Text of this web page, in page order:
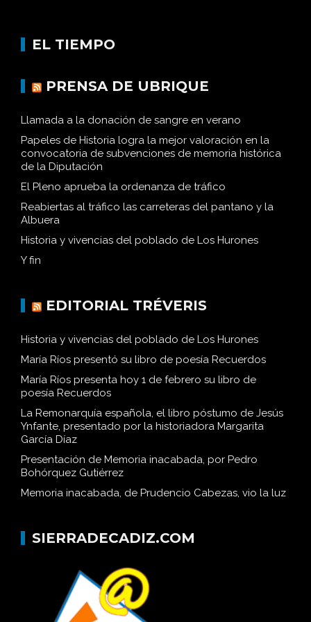
EL TIEMPO
PRENSA DE UBRIQUE
Llamada a la donación de sangre en verano
Papeles de Historia logra la mejor valoración en la
convocatoria de subvenciones de memoria histórica
de la Diputación
El Pleno aprueba la ordenanza de tráfico
Reabiertas al tráfico las carreteras del pantano y la
Albuera
Historia y vivencias del poblado de Los Hurones
Y fin
EDITORIAL TRÉVERIS
Historia y vivencias del poblado de Los Hurones
María Ríos presentó su libro de poesía Recuerdos
María Ríos presenta hoy 1 de febrero su libro de
poesía Recuerdos
La Remonarquía española, el libro póstumo de Jesús
Ynfante, presentado por la historiadora Margarita
García Díaz
Presentación de Memoria inacabada, por Pedro
Bohórquez Gutiérrez
Memoria inacabada, de Prudencio Cabezas, vio la luz
SIERRADECADIZ.COM